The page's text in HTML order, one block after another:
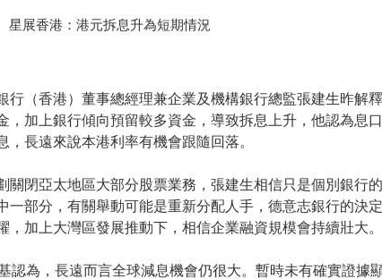
星展香港：港元拆息升為短期情況
行（香港）董事總經理兼企業及機構銀行總監張建生昨解
，加上銀行傾向預留較多資金，導致拆息上升，他認為息
，長遠來說本港利率有機會跟隨回落。
關閉亞太地區大部分股票業務，張建生相信只是個別銀行
一部分，有關舉動可能是重新分配人手，德意志銀行的決
，加上大灣區發展推動下，相信企業融資規模會持續壯大。
為，長遠而言全球減息機會仍很大。暫時未有確實證據